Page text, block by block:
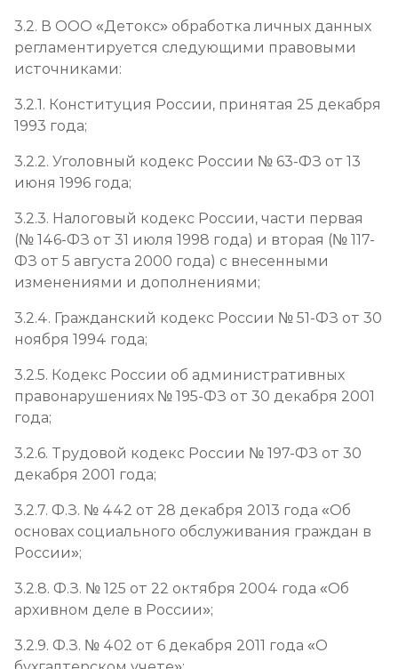
3.2. В ООО «Детокс» обработка личных данных
регламентируется следующими правовыми
источниками:
3.2.1. Конституция России, принятая 25 декабря
1993 года;
3.2.2. Уголовный кодекс России № 63-ФЗ от 13
июня 1996 года;
3.2.3. Налоговый кодекс России, части первая
(№ 146-ФЗ от 31 июля 1998 года) и вторая (№ 117-
ФЗ от 5 августа 2000 года) с внесенными
изменениями и дополнениями;
3.2.4. Гражданский кодекс России № 51-ФЗ от 30
ноября 1994 года;
3.2.5. Кодекс России об административных
правонарушениях № 195-ФЗ от 30 декабря 2001
года;
3.2.6. Трудовой кодекс России № 197-ФЗ от 30
декабря 2001 года;
3.2.7. Ф.З. № 442 от 28 декабря 2013 года «Об
основах социального обслуживания граждан в
России»;
3.2.8. Ф.З. № 125 от 22 октября 2004 года «Об
архивном деле в России»;
3.2.9. Ф.З. № 402 от 6 декабря 2011 года «О